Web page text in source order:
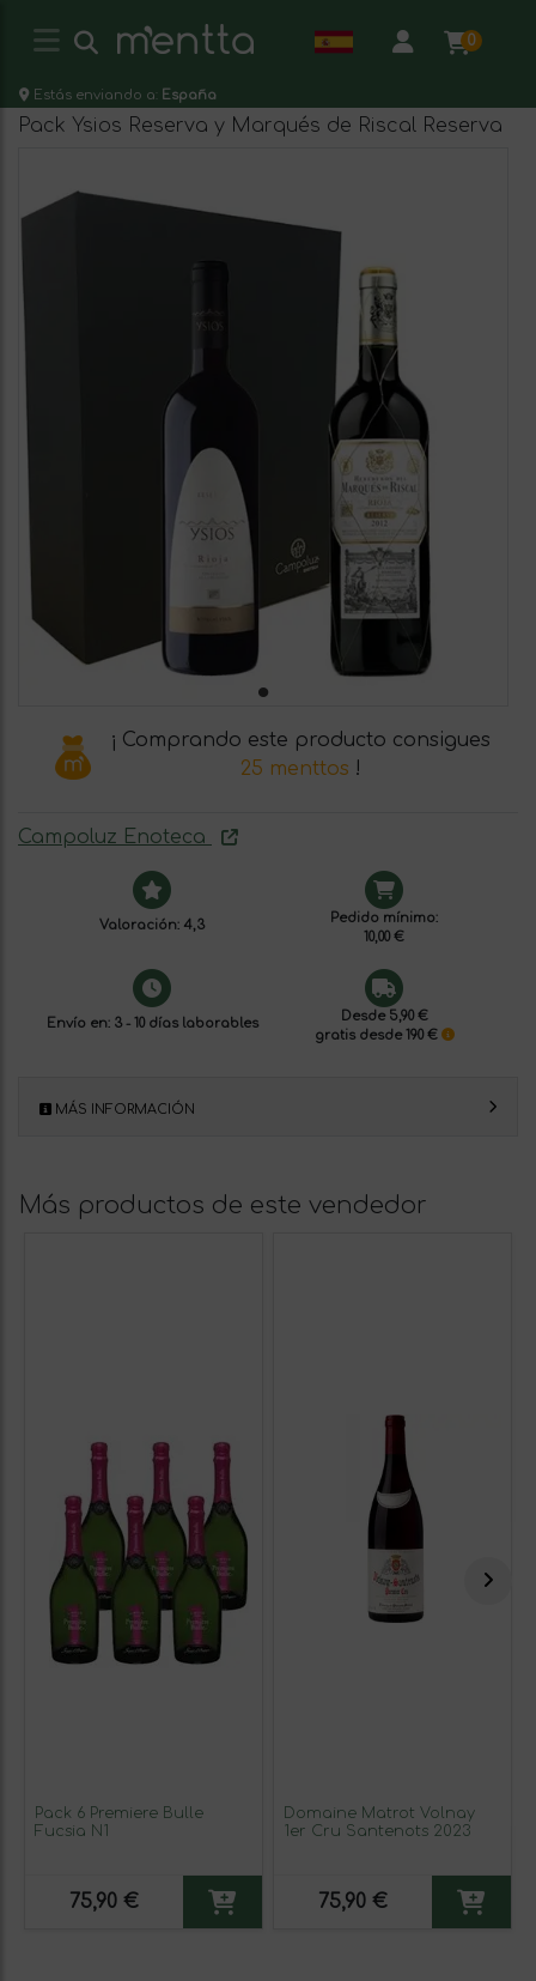
0
Estás enviando a: España
Pack Ysios Reserva y Marqués de Riscal Reserva
¡ Comprando este producto consigues
25 menttos !
Campoluz Enoteca
Valoración: 4,3
Pedido mínimo:
10,00 €
Envío en: 3 - 10 días laborables
Desde 5,90 €
gratis desde 190 €
MÁS INFORMACIÓN
Más productos de este vendedor
Pack 6 Premiere Bulle
Fucsia N1
75,90 €
Domaine Matrot Volnay
1er Cru Santenots 2023
75,90 €